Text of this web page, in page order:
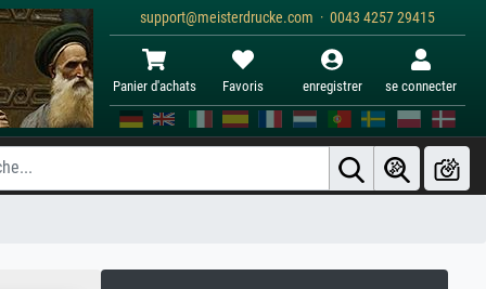
support@meisterdrucke.com · 0043 4257 29415
Panier d'achats Favoris enregistrer se connecter